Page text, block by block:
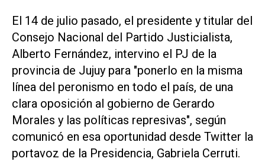
El 14 de julio pasado, el presidente y titular del
Consejo Nacional del Partido Justicialista,
Alberto Fernández, intervino el PJ de la
provincia de Jujuy para "ponerlo en la misma
línea del peronismo en todo el país, de una
clara oposición al gobierno de Gerardo
Morales y las políticas represivas", según
comunicó en esa oportunidad desde Twitter la
portavoz de la Presidencia, Gabriela Cerruti.